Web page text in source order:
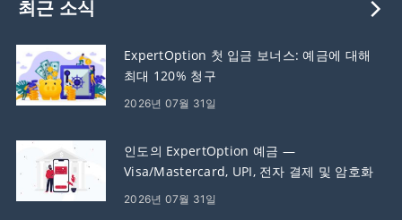
최근 소식
ExpertOption 첫 입금 보너스: 예금에 대해
최대 120% 청구
2026년 07월 31일
인도의 ExpertOption 예금 —
Visa/Mastercard, UPI, 전자 결제 및 암호화
폐
2026년 07월 31일